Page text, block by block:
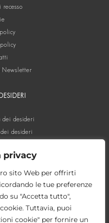
privacy
sito Web per offrirti
le tue preferenze
su "Accetta tutto",
Tuttavia, puoi
cookie" per fornire un
recesso
Newsletter
dei desideri
desideri